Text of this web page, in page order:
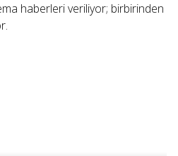
haberleri veriliyor; birbirinden